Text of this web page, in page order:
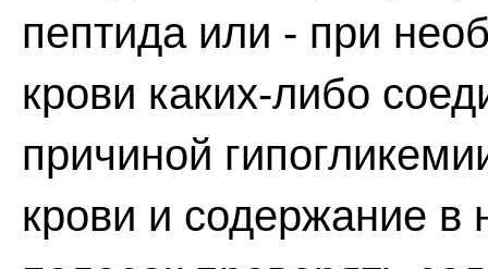
пептида или - при
крови каких-либо
причиной
крови и содержание в